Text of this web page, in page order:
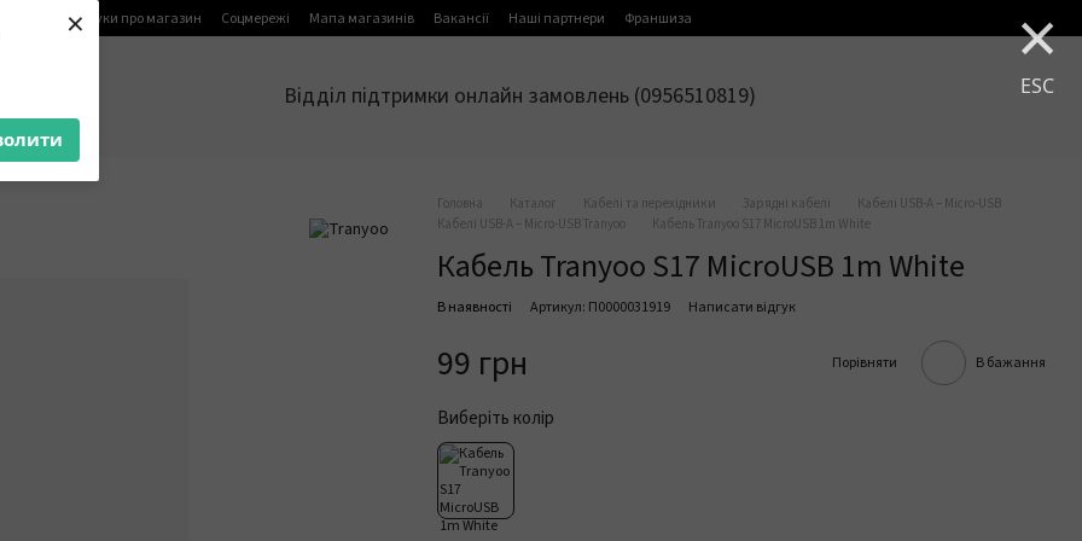
× ×
ESC
Відгуки про магазин Соцмережі Мапа магазинів Вакансії Наші партнери Франшиза
Відділ підтримки онлайн замовлень (0956510819)
Головна Каталог Кабелі та перехідники Зарядні кабелі
Кабелі USB-A – Micro-USB
Кабелі USB-A – Micro-USB Tranyoo
Кабель Tranyoo S17 MicroUSB 1m White
Кабель Tranyoo S17 MicroUSB 1m White
В наявності Артикул: П0000031919 Написати відгук
99 грн Порівняти В бажання
Виберіть колір